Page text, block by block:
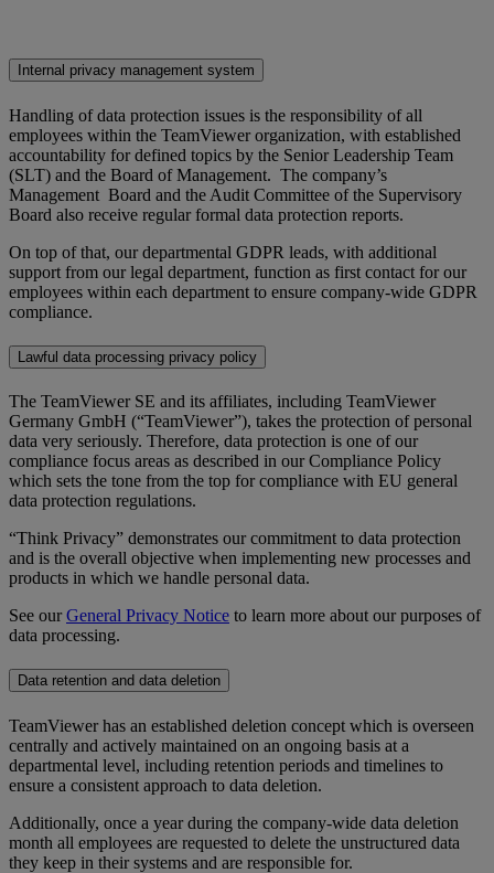
Internal privacy management system
Handling of data protection issues is the responsibility of all
employees within the TeamViewer organization, with established
accountability for defined topics by the Senior Leadership Team
(SLT) and the Board of Management. The company’s
Management Board and the Audit Committee of the Supervisory
Board also receive regular formal data protection reports.
On top of that, our departmental GDPR leads, with additional
support from our legal department, function as first contact for our
employees within each department to ensure company-wide GDPR
compliance.
Lawful data processing privacy policy
The TeamViewer SE and its affiliates, including TeamViewer
Germany GmbH (“TeamViewer”), takes the protection of personal
data very seriously. Therefore, data protection is one of our
compliance focus areas as described in our Compliance Policy
which sets the tone from the top for compliance with EU general
data protection regulations.
“Think Privacy” demonstrates our commitment to data protection
and is the overall objective when implementing new processes and
products in which we handle personal data.
See ourGeneral Privacy Notice to learn more about our purposes of
data processing.
Data retention and data deletion
TeamViewer has an established deletion concept which is overseen
centrally and actively maintained on an ongoing basis at a
departmental level, including retention periods and timelines to
ensure a consistent approach to data deletion.
Additionally, once a year during the company-wide data deletion
month all employees are requested to delete the unstructured data
they keep in their systems and are responsible for.